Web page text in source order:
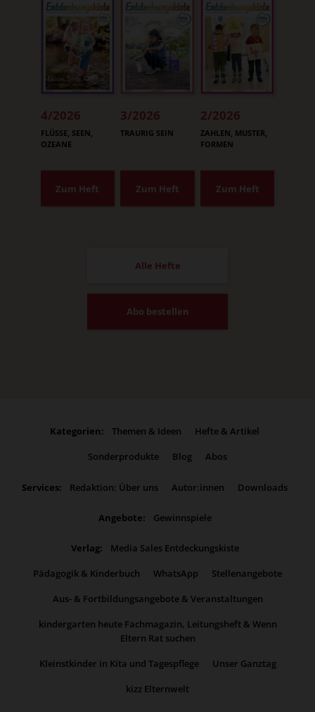
4/2026
:
FLÜSSE, SEEN,
OZEANE
Zum Heft
3/2026
:
TRAURIG SEIN
Zum Heft
2/2026
:
ZAHLEN, MUSTER,
FORMEN
Zum Heft
Alle Hefte
Abo bestellen
Kategorien: Themen & Ideen
Hefte & Artikel
Sonderprodukte
Blog Abos
Services: Redaktion: Über uns Autor:innen Downloads
Angebote: Gewinnspiele
Verlag:
Media Sales Entdeckungskiste
Pädagogik & Kinderbuch
WhatsApp
Stellenangebote
Aus- & Fortbildungsangebote & Veranstaltungen
kindergarten heute Fachmagazin, Leitungsheft & Wenn
Eltern Rat suchen
Kleinstkinder in Kita und Tagespflege
Unser Ganztag
kizz Elternwelt